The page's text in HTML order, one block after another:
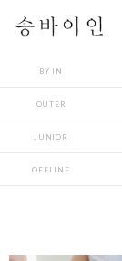
BY IN
OUTER
JUNIOR
OFFLINE